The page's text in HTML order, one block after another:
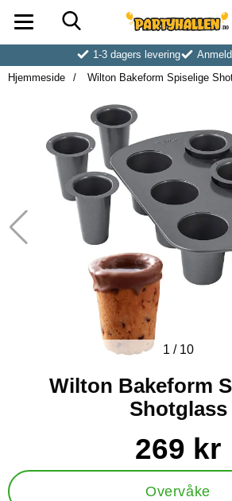
Startsiden for
1-3 dagers levering
Hjemmeside
Wilton Bakeform Spiselige
Merk
1 / 10
Wilton Bakeform
Shotglass
Handle dette produktet, Wilton
pris
269 kr
Overvåke